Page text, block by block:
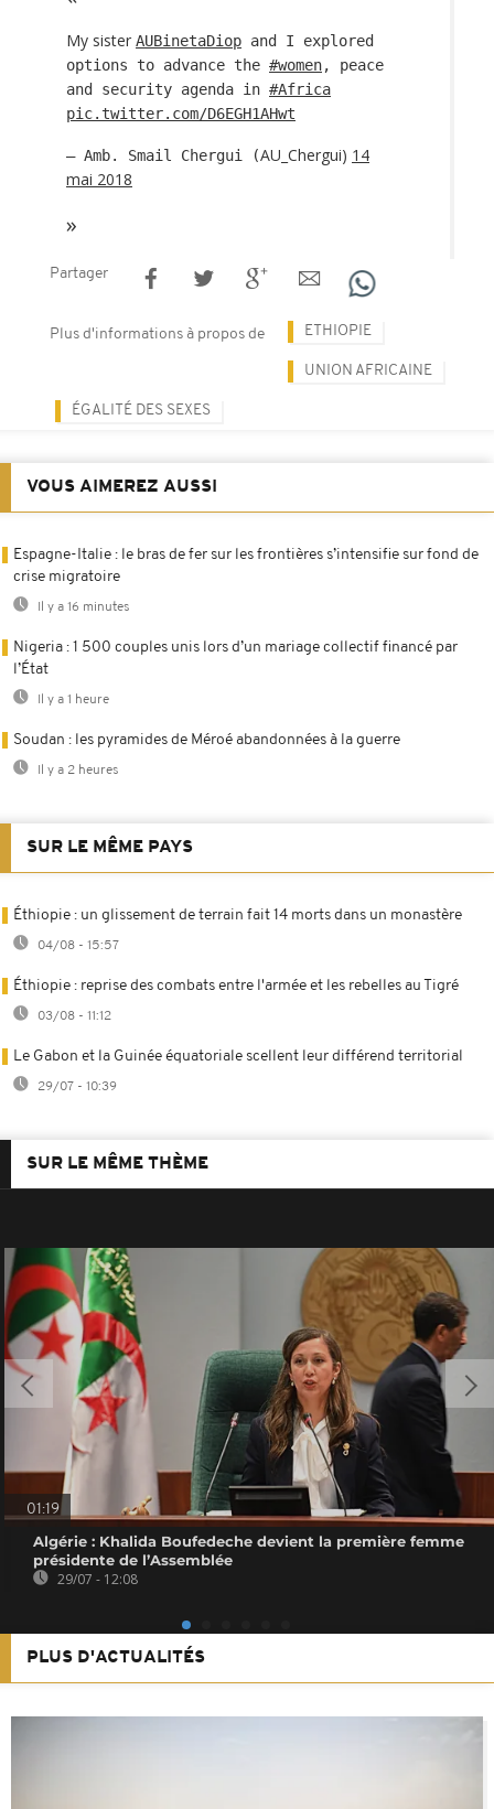
My sister AUBinetaDiop and I explored
options to advance the #women, peace
and security agenda in #Africa
pic.twitter.com/D6EGH1AHwt
— Amb. Smail Chergui (AU_Chergui) 14
mai 2018
Partager
Plus d'informations à propos de ETHIOPIE
UNION AFRICAINE
ÉGALITÉ DES SEXES
VOUS AIMEREZ AUSSI
Espagne-Italie : le bras de fer sur les frontières s’intensifie sur fond de
crise migratoire
Il y a 16 minutes
Nigeria : 1 500 couples unis lors d’un mariage collectif financé par
l’État
Il y a 1 heure
Soudan : les pyramides de Méroé abandonnées à la guerre
Il y a 2 heures
SUR LE MÊME PAYS
Éthiopie : un glissement de terrain fait 14 morts dans un monastère
04/08 - 15:57
Éthiopie : reprise des combats entre l'armée et les rebelles au Tigré
03/08 - 11:12
Le Gabon et la Guinée équatoriale scellent leur différend territorial
29/07 - 10:39
SUR LE MÊME THÈME
01:19
Algérie : Khalida Boufedeche devient la première femme
présidente de l’Assemblée
29/07 - 12:08
PLUS D'ACTUALITÉS